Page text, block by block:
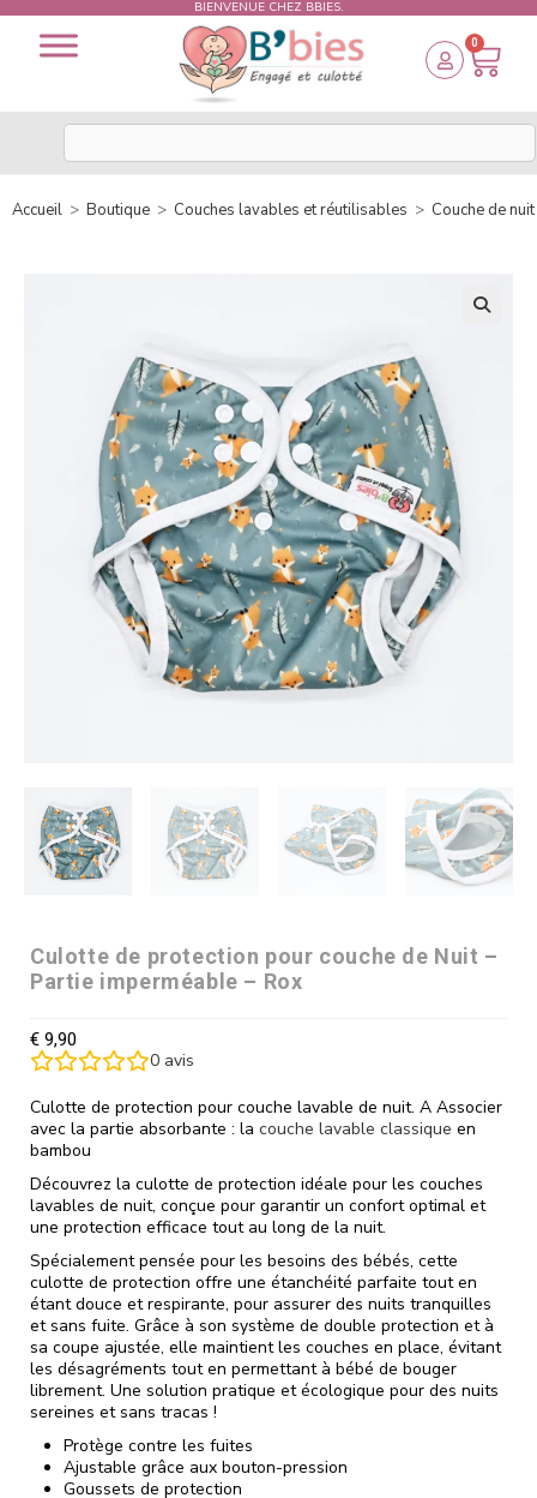
BIENVENUE CHEZ BBIES.
0
Accueil > Boutique > Couches lavables et réutilisables > Couche de nuit
Culotte de protection pour couche de Nuit –
Partie imperméable – Rox
€ 9,90
0 avis
Culotte de protection pour couche lavable de nuit. A Associer
avec la partie absorbante : la couche lavable classique en
bambou
Découvrez la culotte de protection idéale pour les couches
lavables de nuit, conçue pour garantir un confort optimal et
une protection efficace tout au long de la nuit.
Spécialement pensée pour les besoins des bébés, cette
culotte de protection offre une étanchéité parfaite tout en
étant douce et respirante, pour assurer des nuits tranquilles
et sans fuite. Grâce à son système de double protection et à
sa coupe ajustée, elle maintient les couches en place, évitant
les désagréments tout en permettant à bébé de bouger
librement. Une solution pratique et écologique pour des nuits
sereines et sans tracas !
Protège contre les fuites
Ajustable grâce aux bouton-pression
Goussets de protection